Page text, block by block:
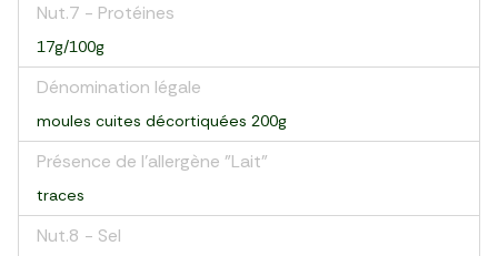
Nut.7 - Protéines
17g/100g
Dénomination légale
moules cuites décortiquées 200g
Présence de l'allergène "Lait"
traces
Nut.8 - Sel